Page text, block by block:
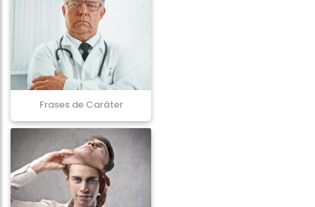
Frases de Caráter